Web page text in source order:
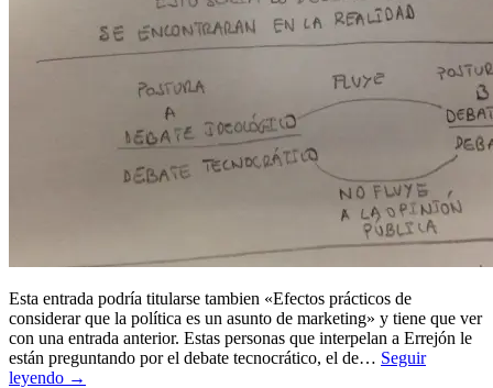
Esta entrada podría titularse tambien «Efectos prácticos de
considerar que la política es un asunto de marketing» y tiene que ver
con una entrada anterior. Estas personas que interpelan a Errejón le
están preguntando por el debate tecnocrático, el de… Seguir
leyendo →